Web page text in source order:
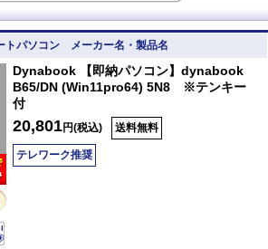
トパソコン メーカー名・製品名
Dynabook 【即納パソコン】dynabook
B65/DN (Win11pro64) 5N8 ※テンキー
付
20,801円(税込) 送料無料
テレワーク推奨